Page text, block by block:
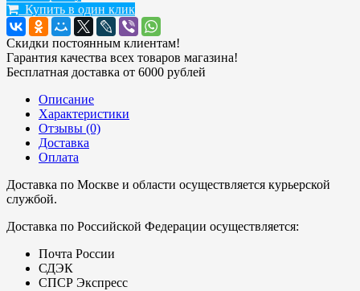
Купить в один клик
Скидки постоянным клиентам!
Гарантия качества всех товаров магазина!
Бесплатная доставка от 6000 рублей
Описание
Характеристики
Отзывы (0)
Доставка
Оплата
Доставка по Москве и области осуществляется курьерской
службой.
Доставка по Российской Федерации осуществляется:
Почта России
СДЭК
СПСР Экспресс